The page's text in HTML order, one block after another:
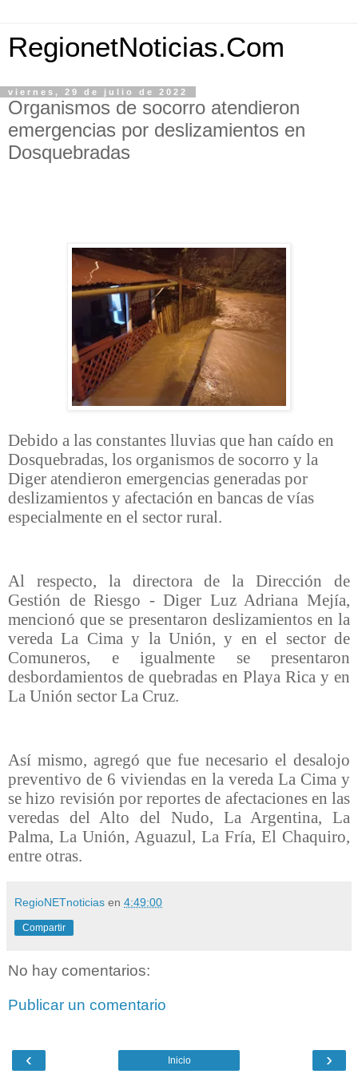
RegionetNoticias.Com
viernes, 29 de julio de 2022
Organismos de socorro atendieron
emergencias por deslizamientos en
Dosquebradas
Debido a las constantes lluvias que han caído en
Dosquebradas, los organismos de socorro y la
Diger atendieron emergencias generadas por
deslizamientos y afectación en bancas de vías
especialmente en el sector rural.
Al respecto, la directora de la Dirección de
Gestión de Riesgo - Diger Luz Adriana Mejía,
mencionó que se presentaron deslizamientos en la
vereda La Cima y la Unión, y en el sector de
Comuneros, e igualmente se presentaron
desbordamientos de quebradas en Playa Rica y en
La Unión sector La Cruz.
Así mismo, agregó que fue necesario el desalojo
preventivo de 6 viviendas en la vereda La Cima y
se hizo revisión por reportes de afectaciones en las
veredas del Alto del Nudo, La Argentina, La
Palma, La Unión, Aguazul, La Fría, El Chaquiro,
entre otras.
RegioNETnoticias en 4:49:00
Compartir
No hay comentarios:
Publicar un comentario
‹ ›
Inicio